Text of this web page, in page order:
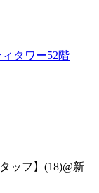
タワー52階
ッフ】(18)@新